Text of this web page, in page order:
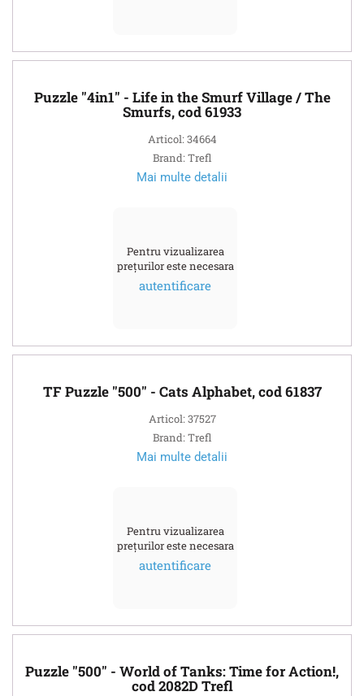
Puzzle "4in1" - Life in the Smurf Village / The
Smurfs, cod 61933
Articol: 34664
Brand: Trefl
Mai multe detalii
Pentru vizualizarea
prețurilor este necesara
autentificare
TF Puzzle "500" - Cats Alphabet, cod 61837
Articol: 37527
Brand: Trefl
Mai multe detalii
Pentru vizualizarea
prețurilor este necesara
autentificare
Puzzle "500" - World of Tanks: Time for Action!,
cod 2082D Trefl